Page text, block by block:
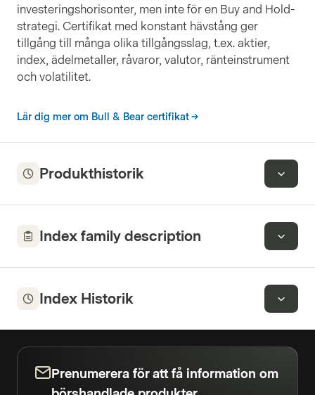
investeringshorisonter, men inte för en Buy and Hold-
strategi. Certifikat med konstant hävstång ger
tillgång till många olika tillgångsslag, t.ex. aktier,
index, ädelmetaller, råvaror, valutor, ränteinstrument
och volatilitet.
Lär dig mer om Bull & Bear certifikat
Produkthistorik
Index family description
Index Historik
Prenumerera för att få information om